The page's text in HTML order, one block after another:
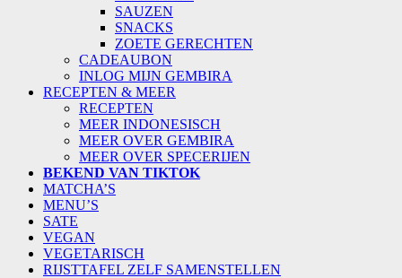
SAUZEN
SNACKS
ZOETE GERECHTEN
CADEAUBON
INLOG MIJN GEMBIRA
RECEPTEN & MEER
RECEPTEN
MEER INDONESISCH
MEER OVER GEMBIRA
MEER OVER SPECERIJEN
BEKEND VAN TIKTOK
MATCHA’S
MENU’S
SATE
VEGAN
VEGETARISCH
RIJSTTAFEL ZELF SAMENSTELLEN